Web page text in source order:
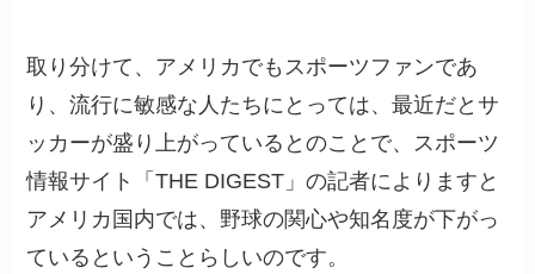
取り分けて、アメリカでもスポーツファンであ
り、流行に敏感な人たちにとっては、最近だとサ
ッカーが盛り上がっているとのことで、スポーツ
情報サイト「THE DIGEST」の記者によりますと
アメリカ国内では、野球の関心や知名度が下がっ
ているということらしいのです。